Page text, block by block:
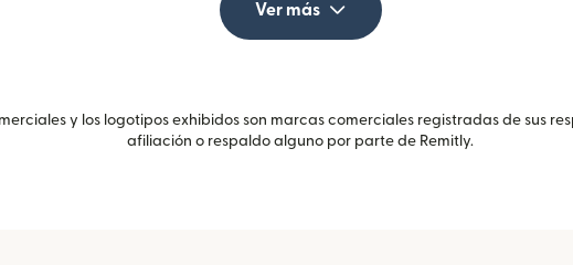
Ver más
y los logotipos exhibidos son marcas comerciales registradas de sus
afiliación o respaldo alguno por parte de Remitly.